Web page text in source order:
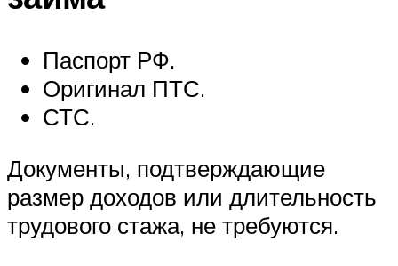
Паспорт РФ.
Оригинал ПТС.
СТС.
Документы, подтверждающие
размер доходов или длительность
трудового стажа, не требуются.